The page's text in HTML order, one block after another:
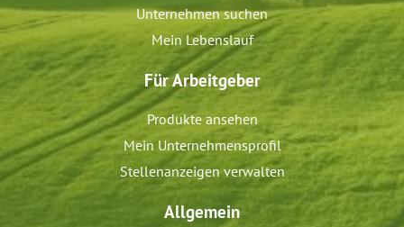
Unternehmen suchen
Mein Lebenslauf
Für Arbeitgeber
Produkte ansehen
Mein Unternehmensprofil
Stellenanzeigen verwalten
Allgemein